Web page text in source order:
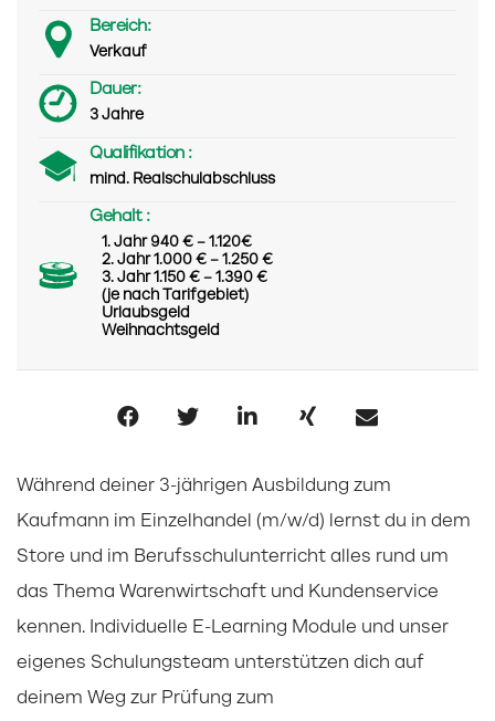
Bereich:
Verkauf
Dauer:
3 Jahre
Qualifikation :
mind. Realschulabschluss
Gehalt :
1. Jahr 940 € – 1.120€
2. Jahr 1.000 € – 1.250 €
3. Jahr 1.150 € – 1.390 €
(je nach Tarifgebiet)
Urlaubsgeld
Weihnachtsgeld
Während deiner 3-jährigen Ausbildung zum
Kaufmann im Einzelhandel (m/w/d) lernst du in dem
Store und im Berufsschulunterricht alles rund um
das Thema Warenwirtschaft und Kundenservice
kennen. Individuelle E-Learning Module und unser
eigenes Schulungsteam unterstützen dich auf
deinem Weg zur Prüfung zum